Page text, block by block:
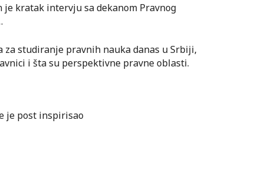
je kratak intervju sa dekanom Pravnog
studiranje pravnih nauka danas u Srbiji,
i šta su perspektivne pravne oblasti.
je post inspirisao